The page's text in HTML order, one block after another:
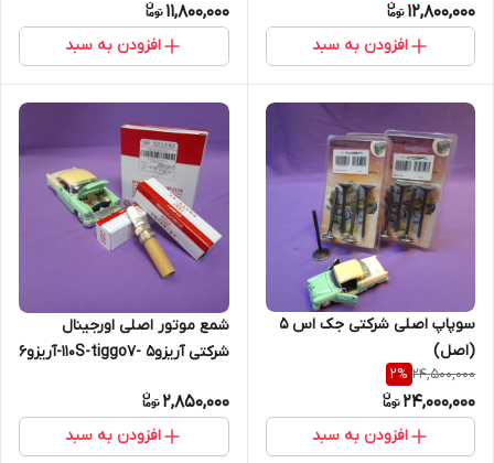
12,800,000
افزودن به سبد
11,800,000
افزودن به سبد
سوپاپ اصلی شرکتی جک اس 5
(اصل)
24,500,000
2%
24,000,000
افزودن به سبد
شمع موتور اصلی اورجینال
شرکتی آریزو5 -110S-tiggo7-آریزو6
2,850,000
افزودن به سبد